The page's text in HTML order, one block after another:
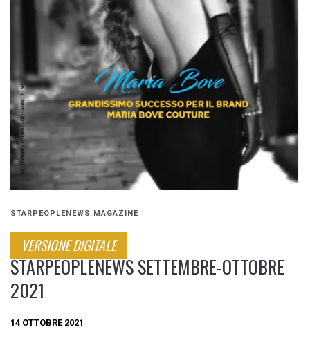
STARPEOPLENEWS MAGAZINE
VERSIONE DIGITALE
STARPEOPLENEWS SETTEMBRE-OTTOBRE
2021
14 OTTOBRE 2021